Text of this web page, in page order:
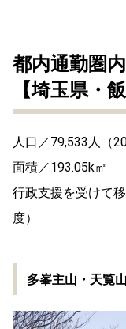
都内通勤圏
【埼玉県・
人口／79,533人（
面積／193.05k㎡
行政支援を受けて
度）
多峯主山・天覧山